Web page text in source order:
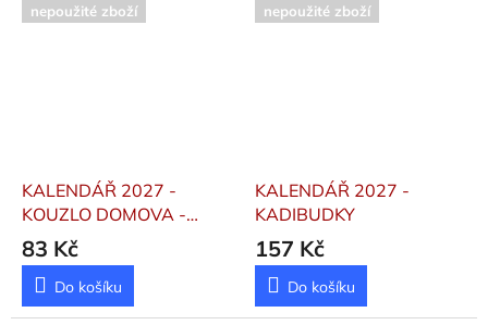
nepoužité zboží
KALENDÁŘ 2027 -
KOUZLO DOMOVA -
STOLNÍ
83 Kč
Do košíku
nepoužité zboží
KALENDÁŘ 2027 -
KADIBUDKY
157 Kč
Do košíku